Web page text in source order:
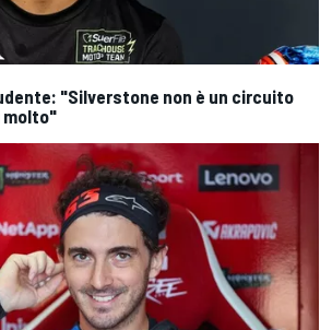
"Silverstone non è un circuito
molto"